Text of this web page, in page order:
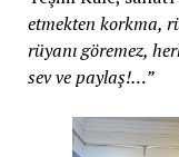
etmekten korkma,
rüyanı göremez,
sev ve paylaş!…”